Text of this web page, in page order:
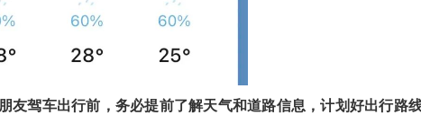
驾车出行前，务必提前了解天气和道路信息，计划好出行路